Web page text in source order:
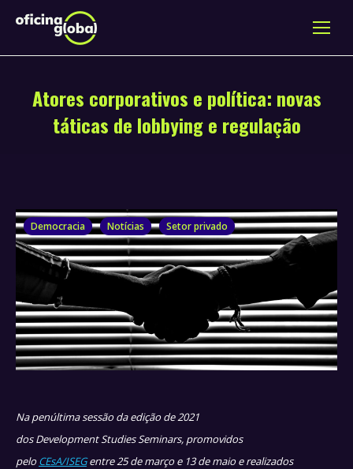
Atores corporativos e política: novas
táticas de lobbying e regulação
Democracia Notícias Setor privado
Na penúltima sessão da edição de 2021
dosDevelopmentStudiesSeminars, promovidos
peloCEsA/ISEGentre 25 de março e 13 de maio e realizados